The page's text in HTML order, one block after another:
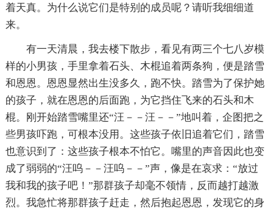
着天真。为什么说它们是特别的成员呢？请听我细细道
来。
有一天清晨，我去楼下散步，看见有两三个七八岁模
样的小男孩，手里拿着石头、木棍追着两条狗，便是踏雪
和恩恩。恩恩显然出生没多久，跑不快。踏雪为了保护她
的孩子，就在恩恩的后面跑，为它挡住飞来的石头和木
棍。刚开始踏雪嘴里还“汪－－汪－－”地叫着，企图把之
些男孩吓跑，可根本没用。这些孩子依旧追着它们，踏雪
也意识到了：这些孩子根本不怕它。嘴里的声音因此也变
成了弱弱的“汪呜－－汪呜－－”声，像是在哀求：“放过
我和我的孩子吧！”那群孩子却毫不领情，反而越打越激
烈。我急忙将那群孩子赶走，然后抱起恩恩，发现它的身